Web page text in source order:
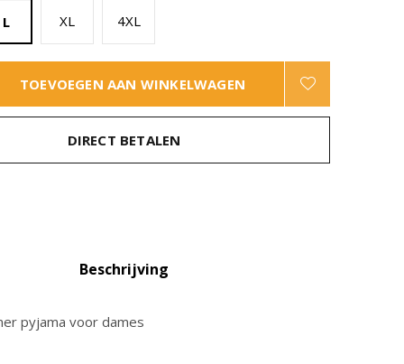
L XL 4XL
TOEVOEGEN AAN WINKELWAGEN
DIRECT BETALEN
Beschrijving
pyjama voor dames